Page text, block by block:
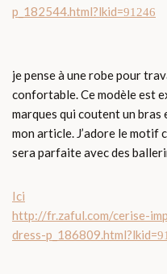
p_182544.html?lkid=91246
je pense à une robe pour
confortable. Ce modèle est
marques qui coutent un bras
mon article. J’adore le motif
sera parfaite avec des
Ici
http://fr.zaful.com/cerise-
dress-p_186809.html?lkid=